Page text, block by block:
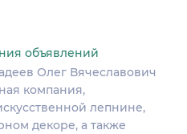
объявлений
Олег Вячеславович
компания,
лепнине,
декоре, а также